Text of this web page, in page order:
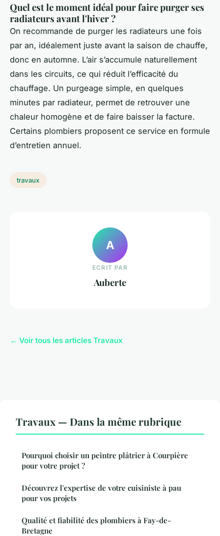
Quel est le moment idéal pour faire purger ses
radiateurs avant l'hiver ?
On recommande de purger les radiateurs une fois
par an, idéalement juste avant la saison de chauffe,
donc en automne. L’air s’accumule naturellement
dans les circuits, ce qui réduit l’efficacité du
chauffage. Un purgeage simple, en quelques
minutes par radiateur, permet de retrouver une
chaleur homogène et de faire baisser la facture.
Certains plombiers proposent ce service en formule
d’entretien annuel.
travaux
A
ECRIT PAR
Auberte
← Voir tous les articles Travaux
Travaux — Dans la même rubrique
Pourquoi choisir un peintre plâtrier à Courpière
pour votre projet ?
Découvrez l'expertise de votre cuisiniste à pau
pour vos projets
Qualité et fiabilité des plombiers à Fay-de-
Bretagne